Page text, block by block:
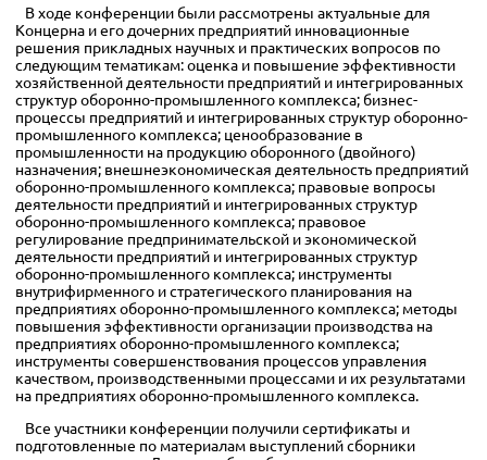
В ходе конференции были рассмотрены актуальные для
Концерна и его дочерних предприятий инновационные
решения прикладных научных и практических вопросов по
следующим тематикам: оценка и повышение эффективности
хозяйственной деятельности предприятий и интегрированных
структур оборонно-промышленного комплекса; бизнес-
процессы предприятий и интегрированных структур оборонно-
промышленного комплекса; ценообразование в
промышленности на продукцию оборонного (двойного)
назначения; внешнеэкономическая деятельность предприятий
оборонно-промышленного комплекса; правовые вопросы
деятельности предприятий и интегрированных структур
оборонно-промышленного комплекса; правовое
регулирование предпринимательской и экономической
деятельности предприятий и интегрированных структур
оборонно-промышленного комплекса; инструменты
внутрифирменного и стратегического планирования на
предприятиях оборонно-промышленного комплекса; методы
повышения эффективности организации производства на
предприятиях оборонно-промышленного комплекса;
инструменты совершенствования процессов управления
качеством, производственными процессами и их результатами
на предприятиях оборонно-промышленного комплекса.
Все участники конференции получили сертификаты и
подготовленные по материалам выступлений сборники